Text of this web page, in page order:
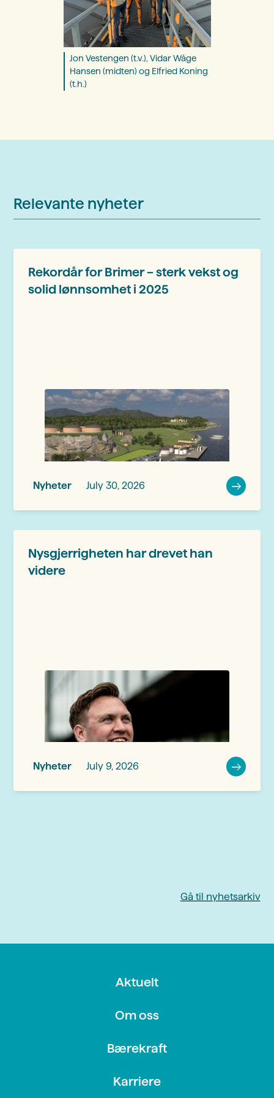
Jon Vestengen (t.v.), Vidar Wåge
Hansen (midten) og Elfried Koning
(t.h.)
Relevante nyheter
Rekordår for Brimer – sterk vekst og
solid lønnsomhet i 2025
Nyheter July 30, 2026
Nysgjerrigheten har drevet han
videre
Nyheter July 9, 2026
Gå til nyhetsarkiv
Aktuelt
Om oss
Bærekraft
Karriere